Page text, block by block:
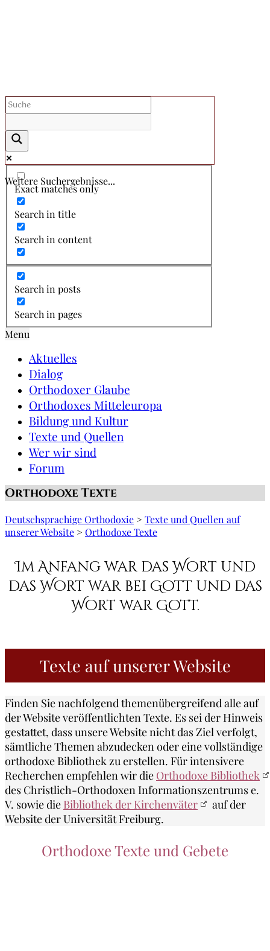
Weitere Suchergebnisse...
Exact matches only
Search in title
Search in content
Search in posts
Search in pages
Menu
Aktuelles
Dialog
Orthodoxer Glaube
Orthodoxes Mitteleuropa
Bildung und Kultur
Texte und Quellen
Wer wir sind
Forum
Orthodoxe Texte
Deutschsprachige Orthodoxie > Texte und Quellen auf
unserer Website > Orthodoxe Texte
Im Anfang war das Wort und
das Wort war bei Gott und das
Wort war Gott.
Texte auf unserer Website
Finden Sie nachfolgend themenübergreifend alle auf
der Website veröffentlichten Texte. Es sei der Hinweis
gestattet, dass unsere Website nicht das Ziel verfolgt,
sämtliche Themen abzudecken oder eine vollständige
orthodoxe Bibliothek zu erstellen. Für intensivere
Recherchen empfehlen wir die Orthodoxe Bibliothek
des Christlich-Orthodoxen Informationszentrums e.
V. sowie die Bibliothek der Kirchenväter
auf der
Website der Universität Freiburg.
Orthodoxe Texte und Gebete